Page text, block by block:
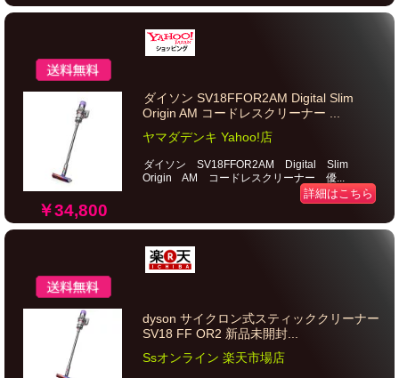
￥34,800
ダイソン SV18FFOR2AM Digital Slim
Origin AM コードレスクリーナー ...
ヤマダデンキ Yahoo!店
ダイソン SV18FFOR2AM Digital Slim
Origin AM コードレスクリーナー 優...
詳細はこちら
dyson サイクロン式スティッククリーナー
SV18 FF OR2 新品未開封...
Ssオンライン 楽天市場店